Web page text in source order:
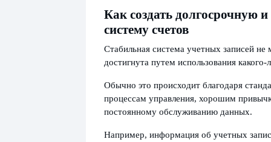
Как создать долгосрочную
систему счетов
Стабильная система учетных записей не
достигнута путем использования
Обычно это происходит благодаря
процессам управления, хорошим
постоянному обслуживанию данных.
Например, информация об учетных